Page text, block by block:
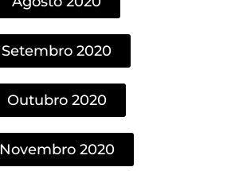
Setembro 2020
Outubro 2020
Novembro 2020